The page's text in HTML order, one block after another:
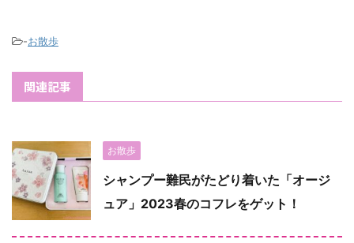
-お散歩
関連記事
お散歩
シャンプー難民がたどり着いた「オージ
ュア」2023春のコフレをゲット！